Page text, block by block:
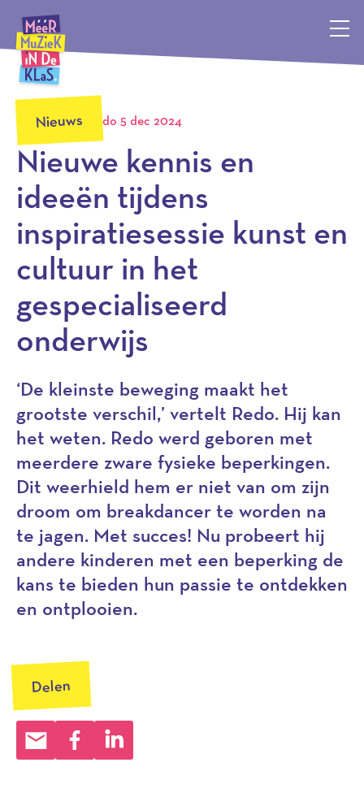
Méér Muziek in de Klas, terug naar de homepagina
Nieuws do 5 dec 2024
Nieuwe kennis en
ideeën tijdens
inspiratiesessie kunst en
cultuur in het
gespecialiseerd
onderwijs
‘De kleinste beweging maakt het
grootste verschil,’ vertelt Redo. Hij kan
het weten. Redo werd geboren met
meerdere zware fysieke beperkingen.
Dit weerhield hem er niet van om zijn
droom om breakdancer te worden na
te jagen. Met succes! Nu probeert hij
andere kinderen met een beperking de
kans te bieden hun passie te ontdekken
en ontplooien.
Delen